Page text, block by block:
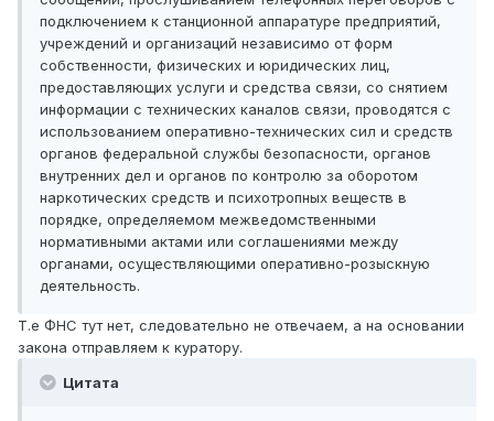
подключением к станционной аппаратуре предприятий,
учреждений и организаций независимо от форм
собственности, физических и юридических лиц,
предоставляющих услуги и средства связи, со снятием
информации с технических каналов связи, проводятся с
использованием оперативно-технических сил и средств
органов федеральной службы безопасности, органов
внутренних дел и органов по контролю за оборотом
наркотических средств и психотропных веществ в
порядке, определяемом межведомственными
нормативными актами или соглашениями между
органами, осуществляющими оперативно-розыскную
деятельность.
Т.е ФНС тут нет, следовательно не отвечаем, а на основании
закона отправляем к куратору.
Цитата